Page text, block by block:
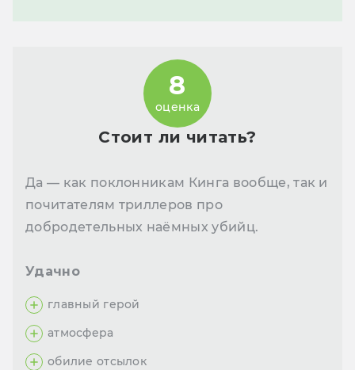
Стоит ли читать?
8
оценка
Да — как поклонникам Кинга вообще, так и
почитателям триллеров про
добродетельных наёмных убийц.
Удачно
главный герой
атмосфера
обилие отсылок